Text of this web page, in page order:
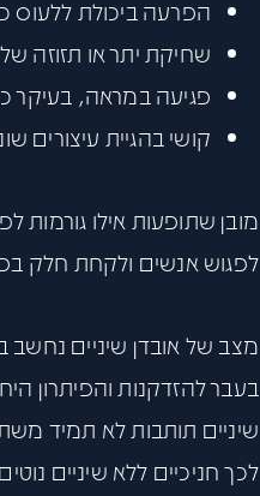
הפרעה ביכולת ללעוס
שחיקת יתר או תזוזה
פגיעה במראה, בעיקר
קושי בהגיית עיצורים
מובן שתופעות אילו גורמות
לפגוש אנשים ולקחת חלק
מצב של אובדן שיניים נחשב
בעבר להזדקנות והפיתרון
שיניים תותבות לא תמיד
לכך חניכיים ללא שיניים